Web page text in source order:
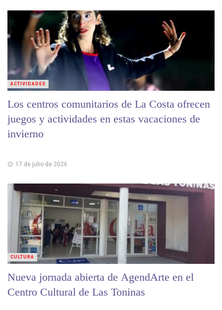
Los centros comunitarios de La Costa ofrecen
juegos y actividades en estas vacaciones de
invierno
17 de julio de 2026
ACTIVIDADES
Nueva jornada abierta de AgendArte en el
Centro Cultural de Las Toninas
CULTURA